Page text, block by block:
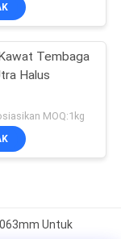
Tembaga
Halus
MOQ:1kg
Untuk